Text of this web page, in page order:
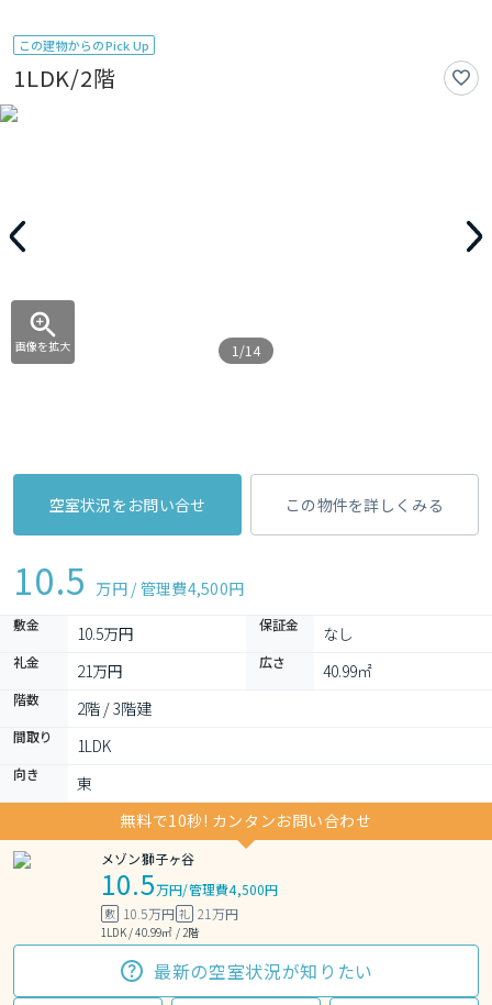
この建物からのPick Up
1LDK/2階
画像を拡大 1/14
空室状況をお問い合せ この物件を詳しくみる
10.5 万円 / 管理費4,500円
敷金 10.5万円 保証金 なし
礼金 21万円 広さ 40.99㎡
階数 2階 / 3階建
間取り 1LDK
向き
東
無料で10秒! カンタンお問い合わせ
メゾン獅子ヶ谷
10.5万円/管理費4,500円
敷 10.5万円 礼 21万円
1LDK / 40.99㎡ / 2階
最新の空室状況が知りたい